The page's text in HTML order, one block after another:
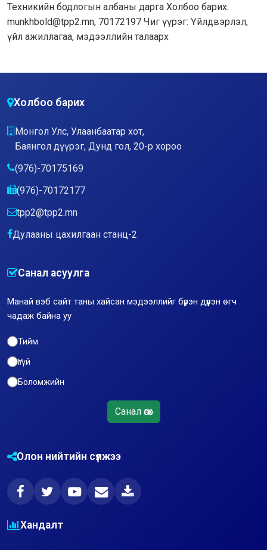
Техникийн бодлогын албаны дарга Холбоо барих:
munkhbold@tpp2.mn, 70172197 Чиг үүрэг: Үйлдвэрлэл,
үйл ажиллагаа, мэдээллийн талаарх
Холбоо барих
Монгол Улс, Улаанбаатар хот,
Баянгол дүүрэг, Дунд гол, 20-р хороо
(976)-70175169
(976)-70172177
tpp2@tpp2.mn
Дулааны цахилгаан станц-2
Санал асуулга
Манай вэб сайт таны хайсан мэдээллийг бүрэн дүүрэн өгч
чадаж байна уу
Тийм
Үгүй
Боломжийн
Санал өгөх
Олон нийтийн сүлжээ
Хандалт